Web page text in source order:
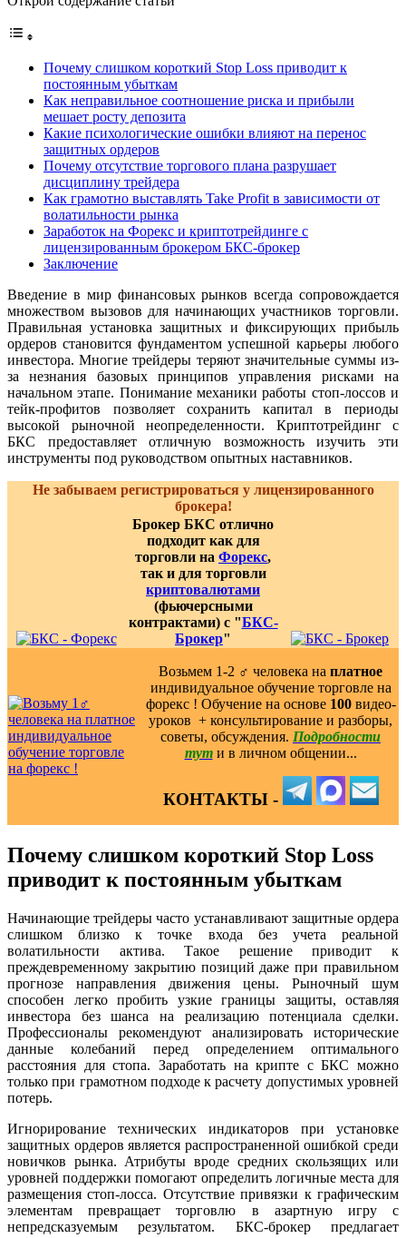
Почему слишком короткий Stop Loss приводит к
постоянным убыткам
Как неправильное соотношение риска и прибыли
мешает росту депозита
Какие психологические ошибки влияют на перенос
защитных ордеров
Почему отсутствие торгового плана разрушает
дисциплину трейдера
Как грамотно выставлять Take Profit в зависимости от
волатильности рынка
Заработок на Форекс и криптотрейдинге с
лицензированным брокером БКС-брокер
Заключение
Введение в мир финансовых рынков всегда сопровождается
множеством вызовов для начинающих участников торговли.
Правильная установка защитных и фиксирующих прибыль
ордеров становится фундаментом успешной карьеры любого
инвестора. Многие трейдеры теряют значительные суммы из-
за незнания базовых принципов управления рисками на
начальном этапе. Понимание механики работы стоп-лоссов и
тейк-профитов позволяет сохранить капитал в периоды
высокой рыночной неопределенности. Криптотрейдинг с
БКС предоставляет отличную возможность изучить эти
инструменты под руководством опытных наставников.
Не забываем регистрироваться у лицензированного
брокера!
Брокер БКС отлично
подходит как для
торговли на Форекс,
так и для торговли
криптовалютами
(фьючерсными
контрактами) с "БКС-
Брокер"
Возьмем 1-2 ‍♂️ человека на платное
индивидуальное обучение торговле на
форекс ! Обучение на основе 100видео-
уроков ️ + консультирование и разборы,
советы, обсуждения. Подробности
тут и в личном общении...
КОНТАКТЫ -
Почему слишком короткий Stop Loss
приводит к постоянным убыткам
Начинающие трейдеры часто устанавливают защитные ордера
слишком близко к точке входа без учета реальной
волатильности актива. Такое решение приводит к
преждевременному закрытию позиций даже при правильном
прогнозе направления движения цены. Рыночный шум
способен легко пробить узкие границы защиты, оставляя
инвестора без шанса на реализацию потенциала сделки.
Профессионалы рекомендуют анализировать исторические
данные колебаний перед определением оптимального
расстояния для стопа. Заработать на крипте с БКС можно
только при грамотном подходе к расчету допустимых уровней
потерь.
Игнорирование технических индикаторов при установке
защитных ордеров является распространенной ошибкой среди
новичков рынка. Атрибуты вроде средних скользящих или
уровней поддержки помогают определить логичные места для
размещения стоп-лосса. Отсутствие привязки к графическим
элементам превращает торговлю в азартную игру с
непредсказуемым результатом. БКС-брокер предлагает